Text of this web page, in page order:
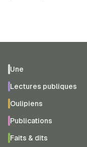
Une
Lectures publiques
Oulipiens
Publications
Faits & dits